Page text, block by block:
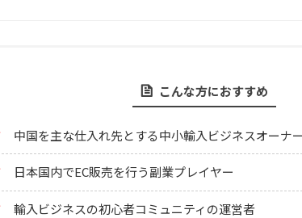
こんな方におすすめ
中国を主な仕入れ先とする中小輸入ビジネスオーナー
日本国内でEC販売を行う副業プレイヤー
輸入ビジネスの初心者コミュニティの運営者